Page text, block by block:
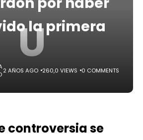
U
la primera
2 AÑOS AGO 260,0 VIEWS 0 COMMENTS
controversia se